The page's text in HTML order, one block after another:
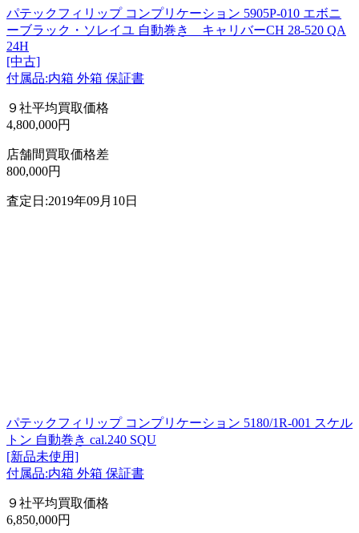
パテックフィリップ コンプリケーション 5905P-010 エボニ
ーブラック・ソレイユ 自動巻き キャリバーCH 28-520 QA
24H
[中古]
付属品:内箱 外箱 保証書
９社平均買取価格
4,800,000円
店舗間買取価格差
800,000円
査定日:2019年09月10日
パテックフィリップ コンプリケーション 5180/1R-001 スケル
トン 自動巻き cal.240 SQU
[新品未使用]
付属品:内箱 外箱 保証書
９社平均買取価格
6,850,000円